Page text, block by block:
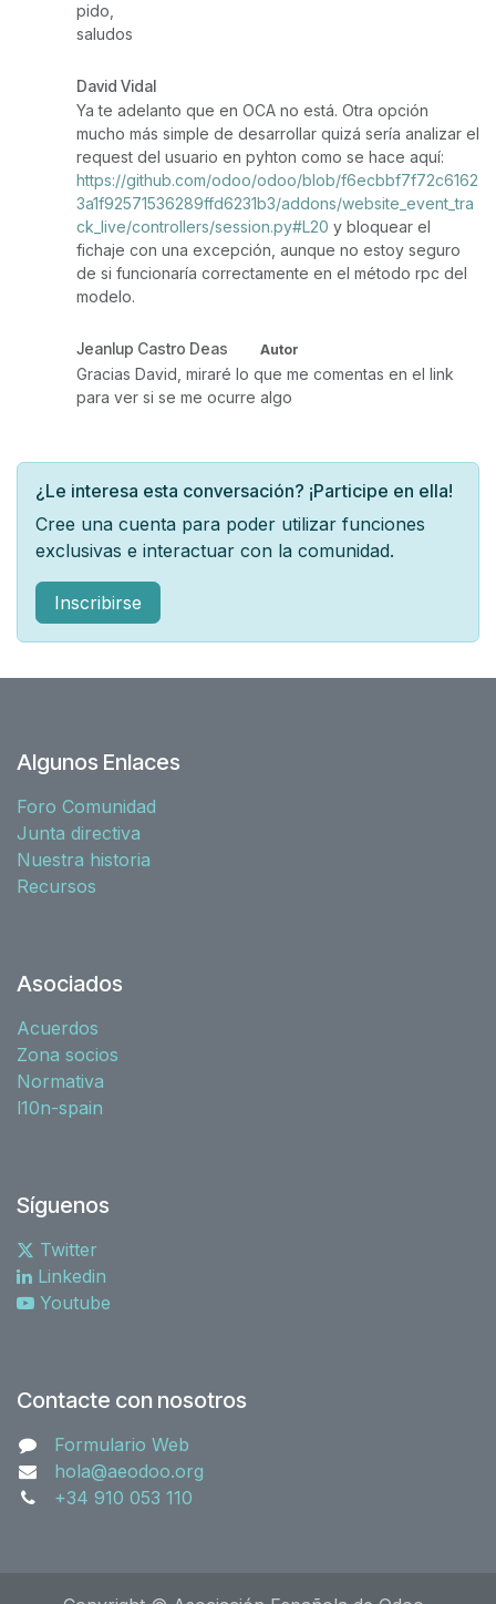
pido,
saludos
David Vidal
Ya te adelanto que en OCA no está. Otra opción
mucho más simple de desarrollar quizá sería analizar el
request del usuario en pyhton como se hace aquí:
https://github.com/odoo/odoo/blob/f6ecbbf7f72c6162
3a1f92571536289ffd6231b3/addons/website_event_tra
ck_live/controllers/session.py#L20 y bloquear el
fichaje con una excepción, aunque no estoy seguro
de si funcionaría correctamente en el método rpc del
modelo.
Jeanlup Castro Deas Autor
Gracias David, miraré lo que me comentas en el link
para ver si se me ocurre algo
¿Le interesa esta conversación? ¡Participe en ella!
Cree una cuenta para poder utilizar funciones
exclusivas e interactuar con la comunidad.
Inscribirse
Algunos Enlaces
Foro Comunidad
Junta directiva
Nuestra historia
Recursos
Asociados
Acuerdos
Zona socios
Normativa
l10n-spain
Síguenos
Twitter
Linkedin
Youtube
Contacte con nosotros
Formulario Web
hola@aeodoo.org
+34 910 053 110